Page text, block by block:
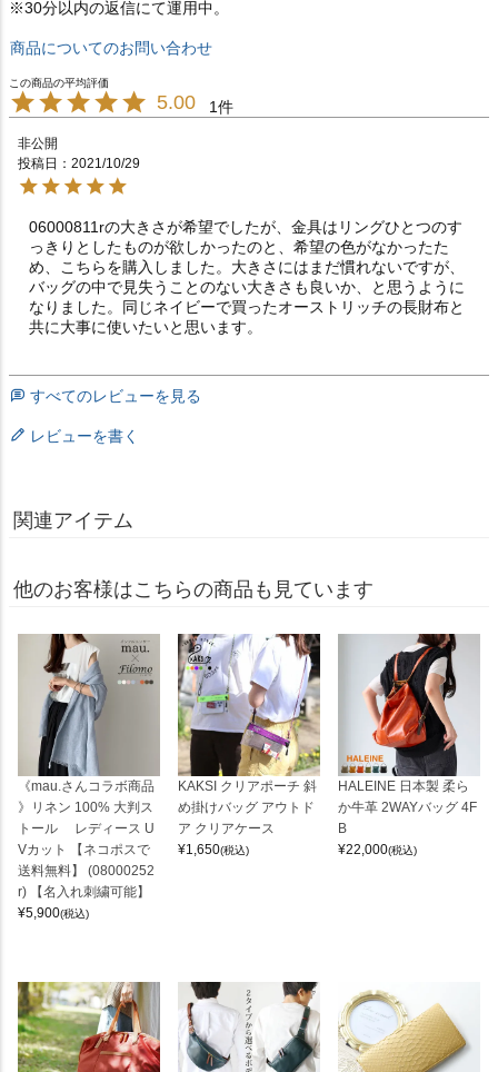
※30分以内の返信にて運用中。
商品についてのお問い合わせ
5.00 1
非公開
投稿日
2021/10/29
06000811rの大きさが希望でしたが、金具はリングひとつのす
っきりとしたものが欲しかったのと、希望の色がなかったた
め、こちらを購入しました。大きさにはまだ慣れないですが、
バッグの中で見失うことのない大きさも良いか、と思うように
なりました。同じネイビーで買ったオーストリッチの長財布と
共に大事に使いたいと思います。
すべてのレビューを見る
レビューを書く
関連アイテム
他のお客様はこちらの商品も見ています
《mau.さんコラボ商品
》リネン 100% 大判ス
トール レディース U
Vカット 【ネコポスで
送料無料】 (08000252
r) 【名入れ刺繍可能】
¥5,900(税込)
KAKSI クリアポーチ 斜
め掛けバッグ アウトド
ア クリアケース
¥1,650(税込)
HALEINE 日本製 柔ら
か牛革 2WAYバッグ 4F
B
¥22,000(税込)